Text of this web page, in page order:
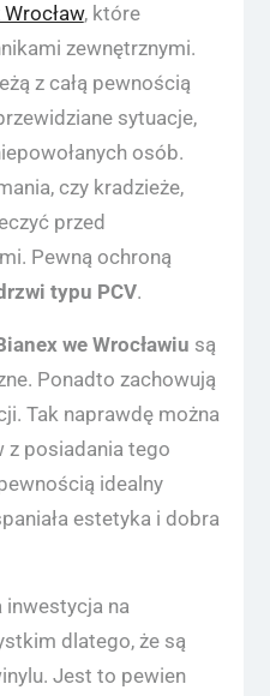
, które
zewnętrznymi.
z całą pewnością
sytuacje,
osób.
czy kradzieże,
przed
Pewną ochroną
typu PCV.
we Wrocławiu są
Ponadto zachowują
Tak naprawdę można
z posiadania tego
idealny
estetyka i dobra
inwestycja na
dlatego, że są
Jest to pewien